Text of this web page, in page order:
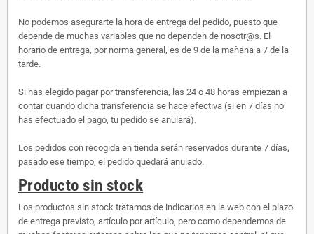
No podemos asegurarte la hora de entrega del pedido, puesto que
depende de muchas variables que no dependen de nosotr@s. El
horario de entrega, por norma general, es de 9 de la mañana a 7 de la
tarde.
Si has elegido pagar por transferencia, las 24 o 48 horas empiezan a
contar cuando dicha transferencia se hace efectiva (si en 7 días no
has efectuado el pago, tu pedido se anulará).
Los pedidos con recogida en tienda serán reservados durante 7 días,
pasado ese tiempo, el pedido quedará anulado.
Producto sin stock
Los productos sin stock tratamos de indicarlos en la web con el plazo
de entrega previsto, artículo por artículo, pero como dependemos de